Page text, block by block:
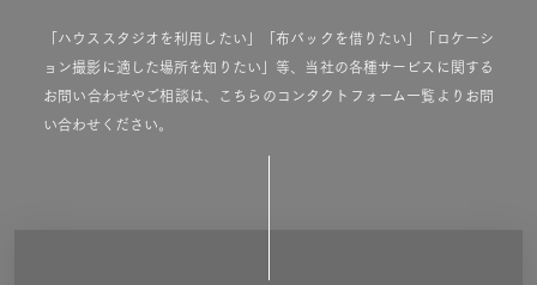
「ハウススタジオを利用したい」「布バックを借りたい」「ロケーシ
ョン撮影に適した場所を知りたい」等、当社の各種サービスに関する
お問い合わせやご相談は、こちらのコンタクトフォーム一覧よりお問
い合わせください。